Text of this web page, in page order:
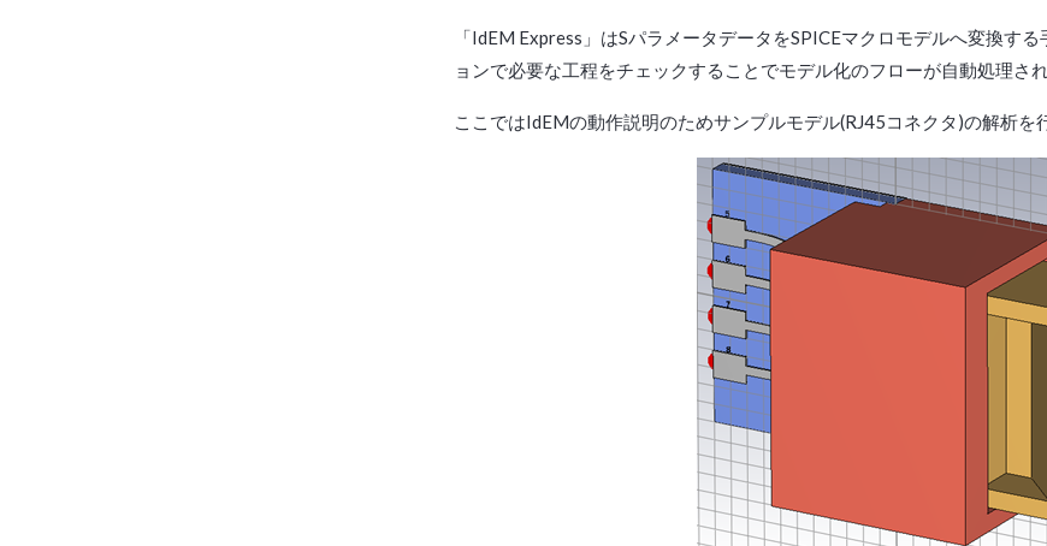
「IdEM Express」はSパラメータデータをSPICEマクロモデルへ変換す
ョンで必要な工程をチェックすることでモデル化のフローが自動処理され
ここではIdEMの動作説明のためサンプルモデル(RJ45コネクタ)の解析を